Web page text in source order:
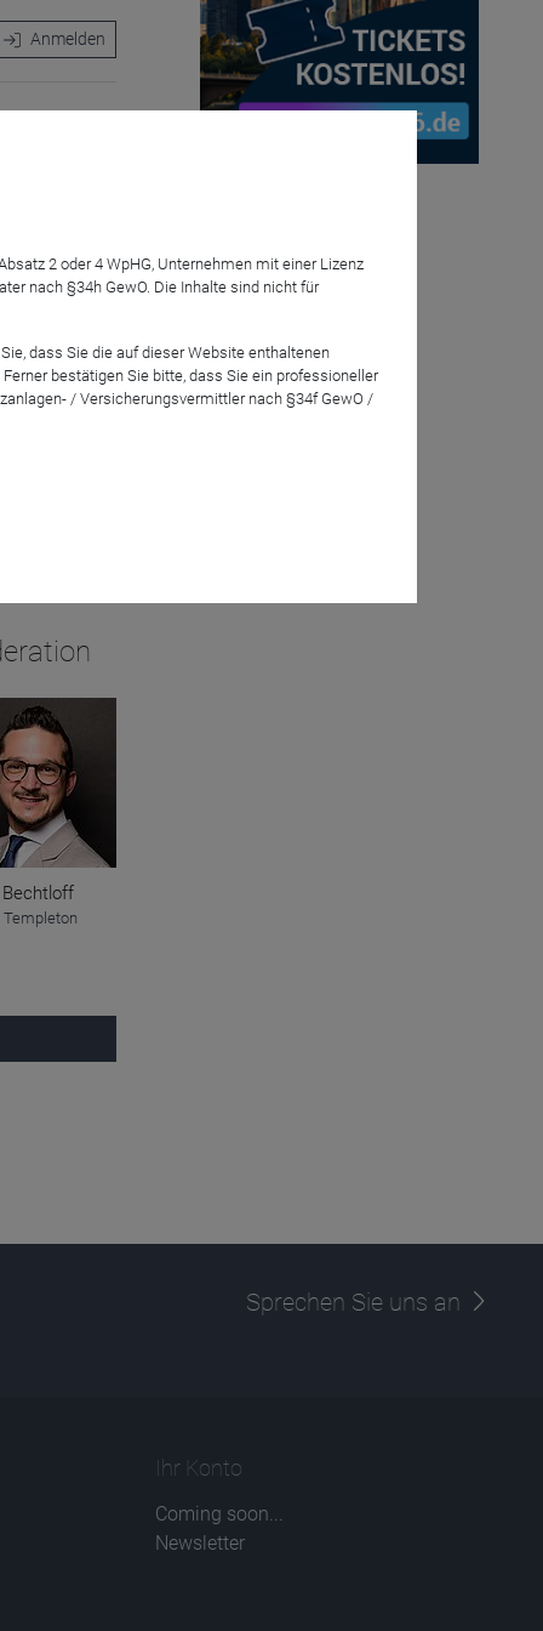
Anmelden
Templeton
Sprechen Sie uns an
Ihr Konto
Coming soon...
Newsletter
2 oder 4 WpHG, Unternehmen mit einer Lizenz
nach §34h GewO. Die Inhalte sind nicht für
dass Sie die auf dieser Website enthaltenen
bestätigen Sie bitte, dass Sie ein professioneller
/ Versicherungsvermittler nach §34f GewO /